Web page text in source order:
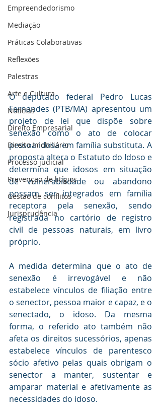
Empreendedorismo
Mediaçāo
Práticas Colaborativas
Reflexões
Palestras
Arte e Cultura
Notícias
Direito Empresarial
Direito Imobiliário
Processo judicial
Prevenção de litígios
Gestāo de conflitos
Jurisprudência
O deputado federal Pedro Lucas
Fernandes (PTB/MA) apresentou um
projeto de lei que dispõe sobre
senexão como o ato de colocar
pessoa idosa em família substituta. A
proposta altera o Estatuto do Idoso e
determina que idosos em situação
de vulnerabilidade ou abandono
possam ser integrados em família
receptora pela senexão, sendo
registrada no cartório de registro
civil de pessoas naturais, em livro
próprio.
A medida determina que o ato de
senexão é irrevogável e não
estabelece vínculos de filiação entre
o senector, pessoa maior e capaz, e o
senectado, o idoso. Da mesma
forma, o referido ato também não
afeta os direitos sucessórios, apenas
estabelece vínculos de parentesco
sócio afetivo pelas quais obrigam o
senector a manter, sustentar e
amparar material e afetivamente as
necessidades do idoso.